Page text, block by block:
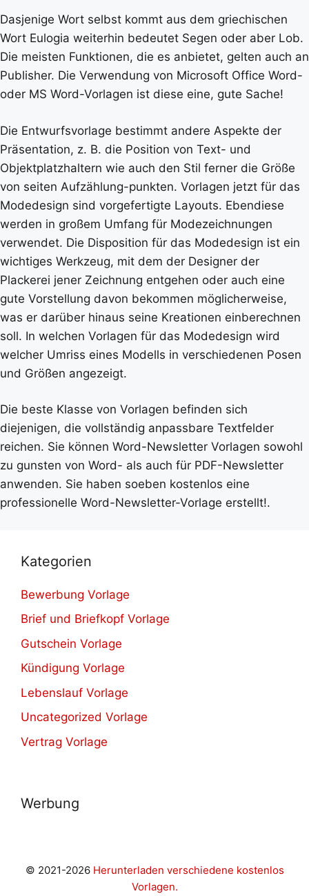
Dasjenige Wort selbst kommt aus dem griechischen
Wort Eulogia weiterhin bedeutet Segen oder aber Lob.
Die meisten Funktionen, die es anbietet, gelten auch an
Publisher. Die Verwendung von Microsoft Office Word-
oder MS Word-Vorlagen ist diese eine, gute Sache!
Die Entwurfsvorlage bestimmt andere Aspekte der
Präsentation, z. B. die Position von Text- und
Objektplatzhaltern wie auch den Stil ferner die Größe
von seiten Aufzählung-punkten. Vorlagen jetzt für das
Modedesign sind vorgefertigte Layouts. Ebendiese
werden in großem Umfang für Modezeichnungen
verwendet. Die Disposition für das Modedesign ist ein
wichtiges Werkzeug, mit dem der Designer der
Plackerei jener Zeichnung entgehen oder auch eine
gute Vorstellung davon bekommen möglicherweise,
was er darüber hinaus seine Kreationen einberechnen
soll. In welchen Vorlagen für das Modedesign wird
welcher Umriss eines Modells in verschiedenen Posen
und Größen angezeigt.
Die beste Klasse von Vorlagen befinden sich
diejenigen, die vollständig anpassbare Textfelder
reichen. Sie können Word-Newsletter Vorlagen sowohl
zu gunsten von Word- als auch für PDF-Newsletter
anwenden. Sie haben soeben kostenlos eine
professionelle Word-Newsletter-Vorlage erstellt!.
Kategorien
Bewerbung Vorlage
Brief und Briefkopf Vorlage
Gutschein Vorlage
Kündigung Vorlage
Lebenslauf Vorlage
Uncategorized Vorlage
Vertrag Vorlage
Werbung
© 2021-2026 Herunterladen verschiedene kostenlos
Vorlagen.